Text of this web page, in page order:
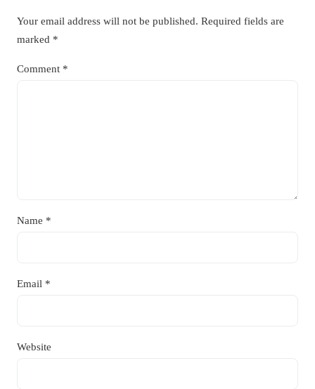
Your email address will not be published. Required fields are
marked *
Comment *
Name *
Email *
Website